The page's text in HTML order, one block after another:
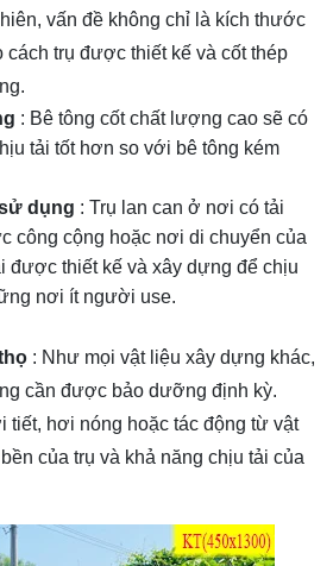
vấn đề không chỉ là kích thước
cách trụ được thiết kế và cốt thép
: Bê tông cốt chất lượng cao sẽ có
tải tốt hơn so với bê tông kém
dụng : Trụ lan can ở nơi có tải
công cộng hoặc nơi di chuyển của
được thiết kế và xây dựng để chịu
nơi ít người use.
: Như mọi vật liệu xây dựng khác,
cần được bảo dưỡng định kỳ.
tiết, hơi nóng hoặc tác động từ vật
của trụ và khả năng chịu tải của